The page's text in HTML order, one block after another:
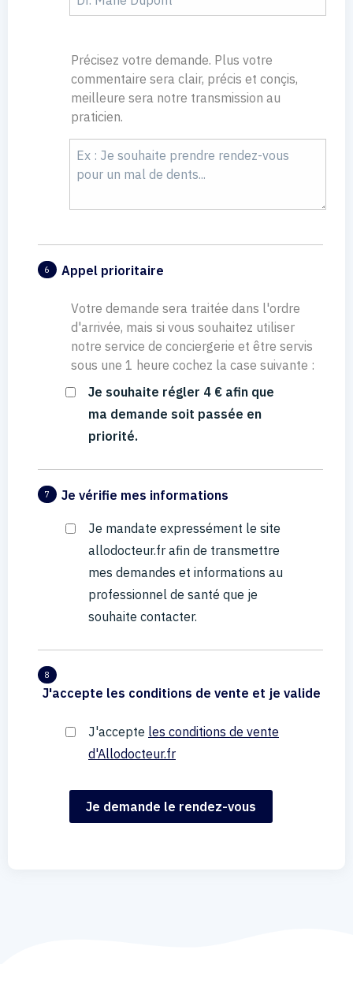
Précisez votre demande. Plus votre
commentaire sera clair, précis et conçis,
meilleure sera notre transmission au
praticien.
6 Appel prioritaire
Votre demande sera traitée dans l'ordre
d'arrivée, mais si vous souhaitez utiliser
notre service de conciergerie et être servis
sous une 1 heure cochez la case suivante :
Je souhaite régler 4 € afin que
ma demande soit passée en
priorité.
7 Je vérifie mes informations
Je mandate expressément le site
allodocteur.fr afin de transmettre
mes demandes et informations au
professionnel de santé que je
souhaite contacter.
8
J'accepte les conditions de vente et je valide
J'accepte les conditions de vente
d'Allodocteur.fr